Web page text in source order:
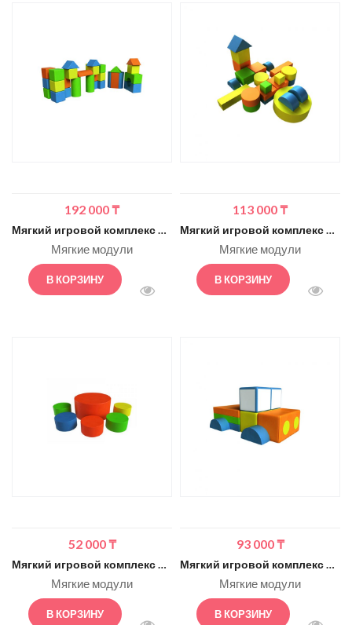
192 000₸
Мягкий игровой комплекс ROMANA Царство (стандартный)
Мягкие модули
В КОРЗИНУ
БЫСТРЫЙ ПРОСМОТР
113 000₸
Мягкий игровой комплекс Романа Космолёт (стандартный)
Мягкие модули
В КОРЗИНУ
52 000₸
Мягкий игровой комплекс Романа Мягкая мебель 6 элементов (стандартный)
Мягкие модули
В КОРЗИНУ
93 000₸
Мягкий игровой комплекс Романа Пикап (стандартный)
Мягкие модули
В КОРЗИНУ